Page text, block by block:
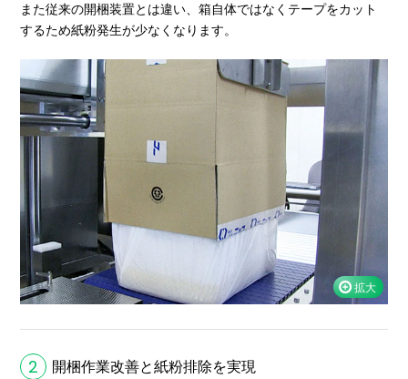
また従来の開梱装置とは違い、箱自体ではなくテープをカット
するため紙粉発生が少なくなります。
2 開梱作業改善と紙粉排除を実現